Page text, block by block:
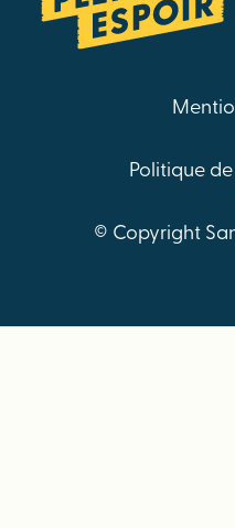
Politique
© Copyright